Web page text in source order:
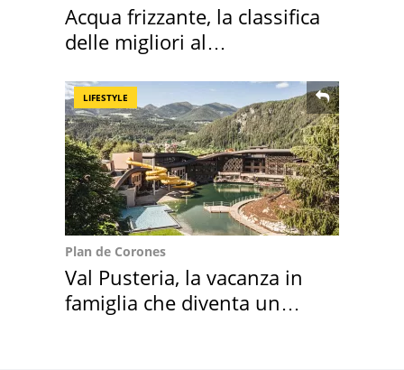
Acqua frizzante, la classifica
delle migliori al
LIFESTYLE
Plan de Corones
Val Pusteria, la vacanza in
famiglia che diventa un